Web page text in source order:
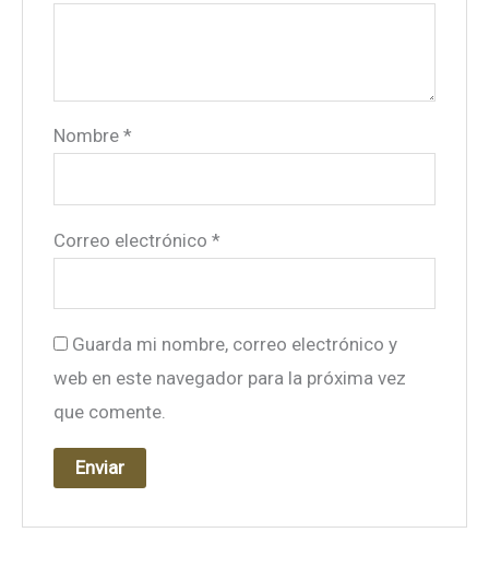
Nombre*
Correo electrónico*
Guarda mi nombre, correo electrónico y
web en este navegador para la próxima vez
que comente.